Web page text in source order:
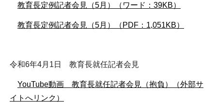
教育長定例記者会見（5月）（ワード：39KB）
教育長定例記者会見（5月）（PDF：1,051KB）
令和6年4月1日 教育長就任記者会見
YouTube動画 教育長就任記者会見（抱負）（外部サ
イトへリンク）